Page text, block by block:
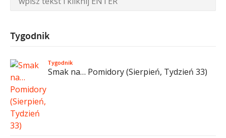
Tygodnik
Tygodnik
Smak na… Pomidory (Sierpień, Tydzień 33)